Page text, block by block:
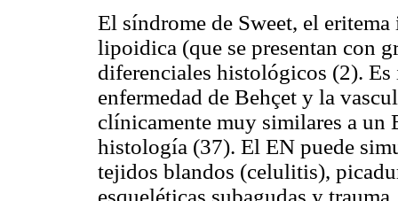
El síndrome de Sweet, el
lipoidica (que se presentan con
diferenciales histológicos (2).
enfermedad de Behçet y la
clínicamente muy similares a un
histología (37). El EN puede
tejidos blandos (celulitis),